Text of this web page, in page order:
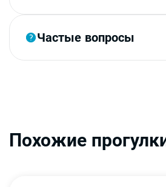
Частые вопросы
Похожие